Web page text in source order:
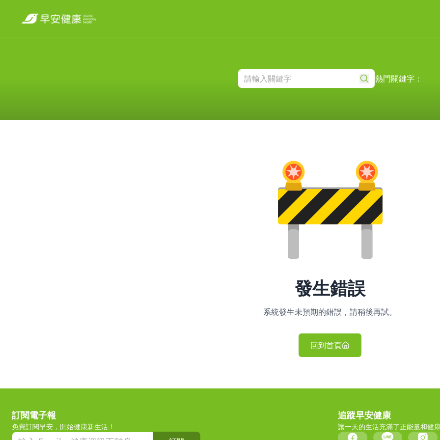
熱門關鍵字：
發生錯誤
系統發生未預期的錯誤，請稍後再試。
回到首頁
訂閱電子報
免費訂閱早安，開始健康新生活！
追蹤早安健康
讓一天的生活充滿了正能量和健